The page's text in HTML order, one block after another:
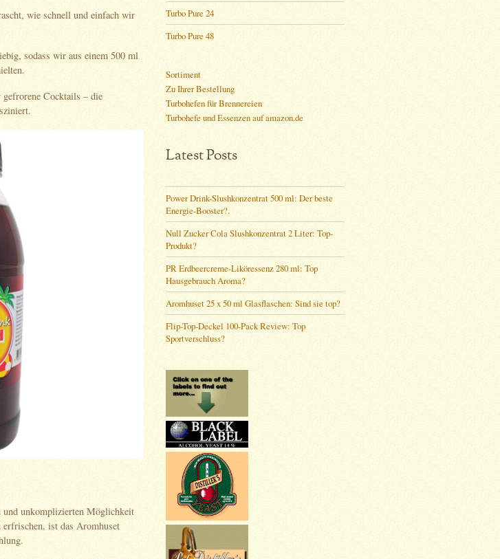
wie schnell und einfach wir
sodass wir aus einem 500 ml
Cocktails – die
und unkomplizierten Möglichkeit
ist das Aromhuset
Turbo Pure 24
Turbo Pure 48
Sortiment
Zu Ihrer Bestellung
Turbohefen für Brennereien
Turbohefe und Essenzen auf amazon.de
Latest Posts
Power Drink-Slushkonzentrat 500 ml: Der beste
Energie-Booster?.
Null Zucker Cola Slushkonzentrat 2 Liter: Top-
Produkt?
PR Erdbeercreme-Liköressenz 280 ml: Top
Hausgebrauch Aroma?
Aromhuset 25 x 50 ml Glasflaschen: Sind sie top?
Flip-Top-Deckel 100-Pack Review: Top
Sportverschluss?